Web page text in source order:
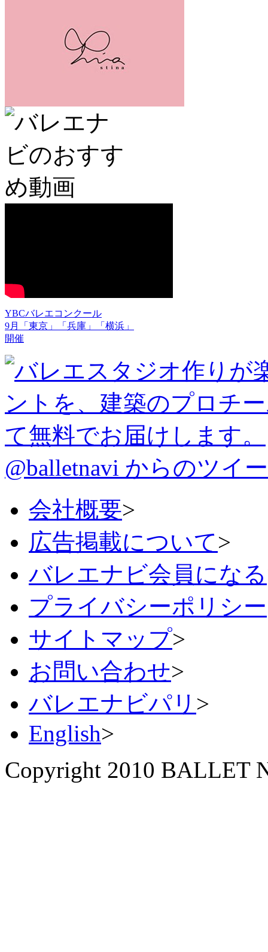
YBCバレエコンクール
9月「東京」「兵庫」「横浜」
開催
@balletnavi からのツイ
会社概要>
広告掲載について>
バレエナビ会員になる
プライバシーポリシー
サイトマップ>
お問い合わせ>
バレエナビパリ >
English>
Copyright 2010 BALLET